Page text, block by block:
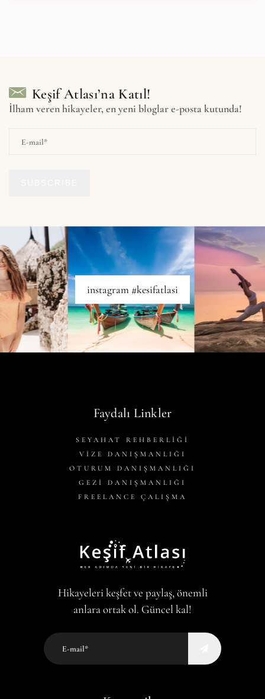
Keşif Atlası’na Katıl!
İlham veren hikayeler, en yeni bloglar e-posta kutunda!
instagram #kesifatlasi
Faydalı Linkler
SEYAHAT REHBERLİĞİ
VİZE DANIŞMANLIĞI
OTURUM DANIŞMANLIĞI
GEZİ DANIŞMANLIĞI
FREELANCE ÇALIŞMA
Hikayeleri keşfet ve paylaş, önemli
anlara ortak ol. Güncel kal!